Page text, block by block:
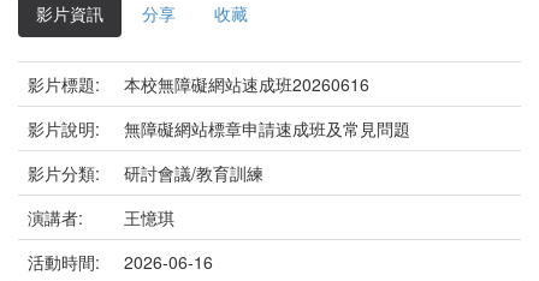
影片資訊 分享 收藏
影片標題:
本校無障礙網站速成班20260616
影片說明:
無障礙網站標章申請速成班及常見問題
影片分類:
研討會議/教育訓練
演講者:
王憶琪
活動時間:
2026-06-16